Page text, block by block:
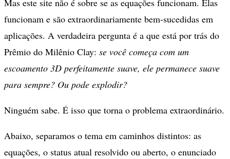
Mas este site não é sobre se as equações funcionam. Elas
funcionam e são extraordinariamente bem-sucedidas em
aplicações. A verdadeira pergunta é a que está por trás do
Prêmio do Milênio Clay: se você começa com um
escoamento 3D perfeitamente suave, ele permanece suave
para sempre? Ou pode explodir?
Ninguém sabe. É isso que torna o problema extraordinário.
Abaixo, separamos o tema em caminhos distintos: as
equações, o status atual resolvido ou aberto, o enunciado